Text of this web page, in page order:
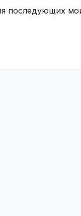
последующих